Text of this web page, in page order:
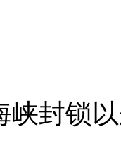
峡封锁